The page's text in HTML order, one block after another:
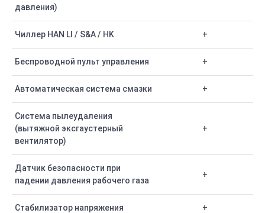
давления)
Чиллер HAN LI / S&A / HK +
Беспроводной пульт управления +
Автоматическая система смазки +
Система пылеудаления
(вытяжной эксгаустерный
вентилятор)
+
Датчик безопасности при
падении давления рабочего газа
+
Стабилизатор напряжения +